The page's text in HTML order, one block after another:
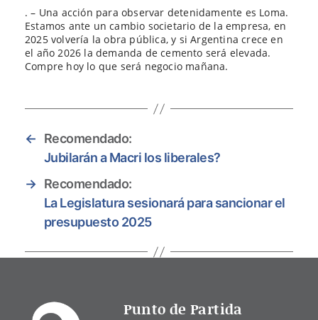
. – Una acción para observar detenidamente es Loma.
Estamos ante un cambio societario de la empresa, en
2025 volvería la obra pública, y si Argentina crece en
el año 2026 la demanda de cemento será elevada.
Compre hoy lo que será negocio mañana.
←
Recomendado:
Jubilarán a Macri los liberales?
→ Recomendado:
La Legislatura sesionará para sancionar el
presupuesto 2025
Punto de Partida